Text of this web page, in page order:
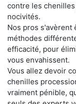
contre les
nocivités.
Nos pros s'avèrent
méthodes
efficacité, pour
vous envahissent.
Vous allez devoir
chenilles
vraiment pénible,